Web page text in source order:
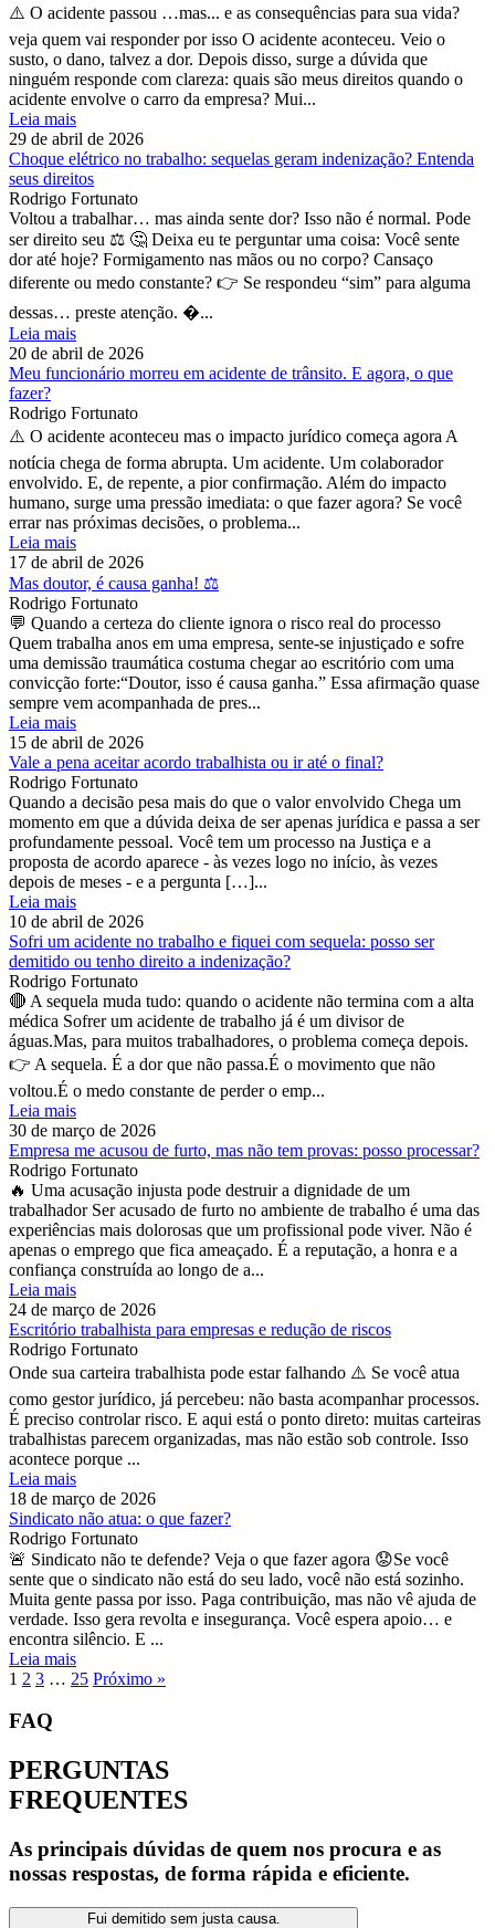
⚠️ O acidente passou …mas... e as consequências para sua vida?
veja quem vai responder por isso O acidente aconteceu. Veio o
susto, o dano, talvez a dor. Depois disso, surge a dúvida que
ninguém responde com clareza: quais são meus direitos quando o
acidente envolve o carro da empresa? Mui...
Leia mais
29 de abril de 2026
Choque elétrico no trabalho: sequelas geram indenização? Entenda
seus direitos
Rodrigo Fortunato
Voltou a trabalhar… mas ainda sente dor? Isso não é normal. Pode
ser direito seu ⚖️ 🤔 Deixa eu te perguntar uma coisa: Você sente
dor até hoje? Formigamento nas mãos ou no corpo? Cansaço
diferente ou medo constante? 👉 Se respondeu “sim” para alguma
dessas… preste atenção. �...
Leia mais
20 de abril de 2026
Meu funcionário morreu em acidente de trânsito. E agora, o que
fazer?
Rodrigo Fortunato
⚠️ O acidente aconteceu mas o impacto jurídico começa agora A
notícia chega de forma abrupta. Um acidente. Um colaborador
envolvido. E, de repente, a pior confirmação. Além do impacto
humano, surge uma pressão imediata: o que fazer agora? Se você
errar nas próximas decisões, o problema...
Leia mais
17 de abril de 2026
Mas doutor, é causa ganha! ⚖️
Rodrigo Fortunato
💬 Quando a certeza do cliente ignora o risco real do processo
Quem trabalha anos em uma empresa, sente-se injustiçado e sofre
uma demissão traumática costuma chegar ao escritório com uma
convicção forte:“Doutor, isso é causa ganha.” Essa afirmação quase
sempre vem acompanhada de pres...
Leia mais
15 de abril de 2026
Vale a pena aceitar acordo trabalhista ou ir até o final?
Rodrigo Fortunato
Quando a decisão pesa mais do que o valor envolvido Chega um
momento em que a dúvida deixa de ser apenas jurídica e passa a ser
profundamente pessoal. Você tem um processo na Justiça e a
proposta de acordo aparece - às vezes logo no início, às vezes
depois de meses - e a pergunta […]...
Leia mais
10 de abril de 2026
Sofri um acidente no trabalho e fiquei com sequela: posso ser
demitido ou tenho direito a indenização?
Rodrigo Fortunato
🔴 A sequela muda tudo: quando o acidente não termina com a alta
médica Sofrer um acidente de trabalho já é um divisor de
águas.Mas, para muitos trabalhadores, o problema começa depois.
👉 A sequela. É a dor que não passa.É o movimento que não
voltou.É o medo constante de perder o emp...
Leia mais
30 de março de 2026
Empresa me acusou de furto, mas não tem provas: posso processar?
Rodrigo Fortunato
🔥 Uma acusação injusta pode destruir a dignidade de um
trabalhador Ser acusado de furto no ambiente de trabalho é uma das
experiências mais dolorosas que um profissional pode viver. Não é
apenas o emprego que fica ameaçado. É a reputação, a honra e a
confiança construída ao longo de a...
Leia mais
24 de março de 2026
Escritório trabalhista para empresas e redução de riscos
Rodrigo Fortunato
Onde sua carteira trabalhista pode estar falhando ⚠️ Se você atua
como gestor jurídico, já percebeu: não basta acompanhar processos.
É preciso controlar risco. E aqui está o ponto direto: muitas carteiras
trabalhistas parecem organizadas, mas não estão sob controle. Isso
acontece porque ...
Leia mais
18 de março de 2026
Sindicato não atua: o que fazer?
Rodrigo Fortunato
🚨 Sindicato não te defende? Veja o que fazer agora 😟Se você
sente que o sindicato não está do seu lado, você não está sozinho.
Muita gente passa por isso. Paga contribuição, mas não vê ajuda de
verdade. Isso gera revolta e insegurança. Você espera apoio… e
encontra silêncio. E ...
Leia mais
1 2 3 … 25 Próximo »
FAQ
PERGUNTAS
FREQUENTES
As principais dúvidas de quem nos procura e as
nossas respostas, de forma rápida e eficiente.
Fui demitido sem justa causa.